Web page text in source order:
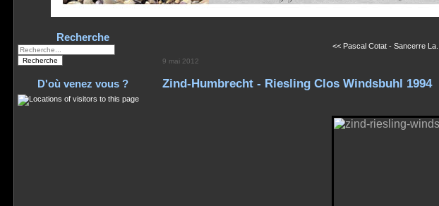
Recherche
D'où venez vous ?
<< Pascal Cotat - Sancerre La...
9 mai 2012
Zind-Humbrecht - Riesling Clos Windsbuhl 1994